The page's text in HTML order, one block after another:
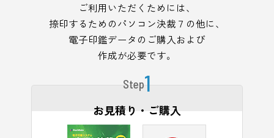
ご利用いただくためには、
捺印するためのパソコン決裁７の他に、
電子印鑑データのご購入および
作成が必要です。
Step1
お見積り・ご購入